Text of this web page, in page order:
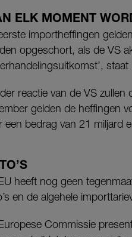
ELK MOMENT
importheffingen
opgeschort, als de VS
staat
reactie van de VS
gelden de heffingen
een bedrag van 21 miljard
heeft nog geen
en de algehele
Commissie